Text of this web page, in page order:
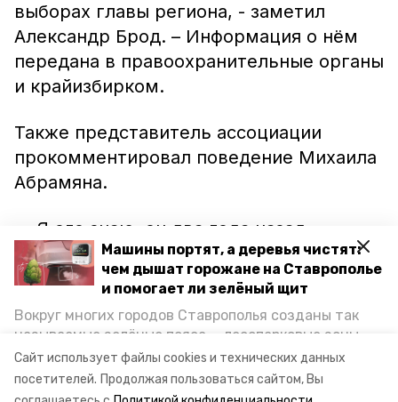
Сайт использует файлы cookies и технических данных
посетителей. Продолжая пользоваться сайтом, Вы
Машины портят, а деревья чистят:
чем дышат горожане на Ставрополье
и помогает ли зелёный щит
Вокруг многих городов Ставрополья созданы так
называемые зелёные пояса — лесопарковые зоны,
снижающие негативное воздействие выхлопных
газов на атмосферу. Справляются ли они с
постоянно растущим потоком автотранспорта и
выборах главы региона, - заметил
Александр Брод. – Информация о нём
передана в правоохранительные органы
и крайизбирком.
Также представитель ассоциации
прокомментировал поведение Михаила
Абрамяна.
— Я его знаю, он два года назад
приезжал в Москву. Человек, склонный
к радикальным акциям, —
Впрочем, со всеми претензиями и
спорными моментами необходимо
разбираться беспристрастно.